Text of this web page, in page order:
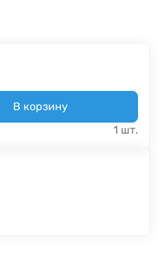
В корзину
1 шт.